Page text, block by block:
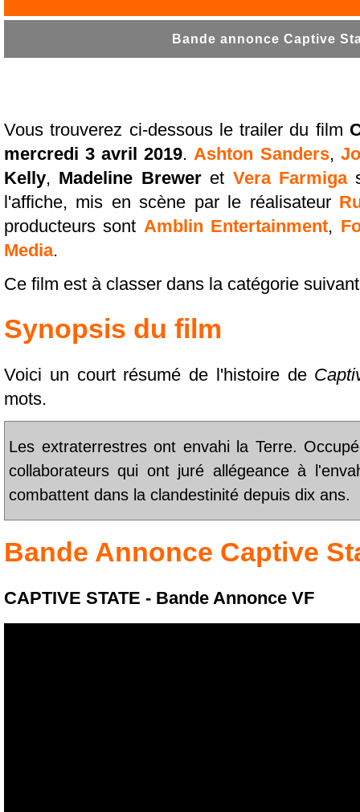
Bande annonce Captive
Vous trouverez ci-dessous le trailer du film
mercredi 3 avril 2019.Ashton Sanders,
Kelly, Madeline Breweret Vera Farmiga
l'affiche, mis en scène par le réalisateur
producteurs sont Amblin Entertainment,
Media.
Ce film est à classer dans la catégorie
Synopsis du film
Voici un court résumé de l'histoire de
mots.
Les extraterrestres ont envahi la Terre.
collaborateurs qui ont juré allégeance à
combattent dans la clandestinité depuis dix ans.
Bande Annonce Captive
CAPTIVE STATE - Bande Annonce VF